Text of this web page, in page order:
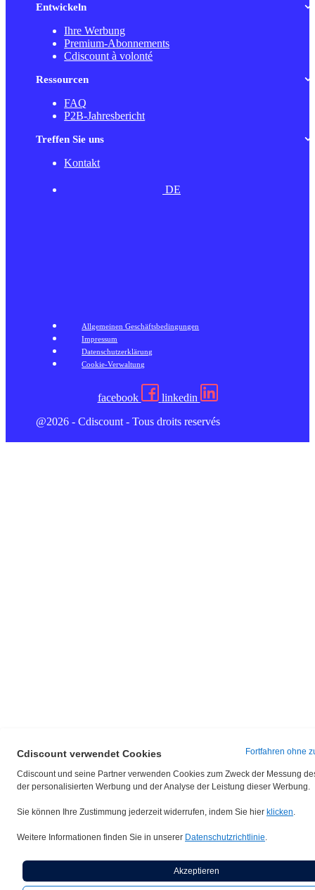
Entwickeln
Ihre Werbung
Premium-Abonnements
Cdiscount à volonté
Ressourcen
FAQ
P2B-Jahresbericht
Treffen Sie uns
Kontakt
DE
Allgemeinen Geschäftsbedingungen
Impressum
Datenschutzerklärung
Cookie-Verwaltung
facebook
linkedin
@2026 - Cdiscount - Tous droits reservés
Cdiscount verwendet Cookies
Cdiscount und seine Partner verwenden Cookies zum Zweck der Messung
der personalisierten Werbung und der Analyse der Leistung dieser Werbung.
Sie können Ihre Zustimmung jederzeit widerrufen, indem Sie hier klicken.
Weitere Informationen finden Sie in unserer Datenschutzrichtlinie.
Fortfahren ohne
Akzeptieren